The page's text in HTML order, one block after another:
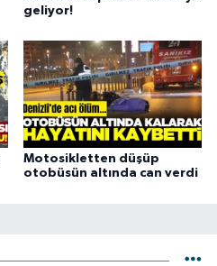
geliyor!
Motosikletten düşüp
otobüsün altında can verdi